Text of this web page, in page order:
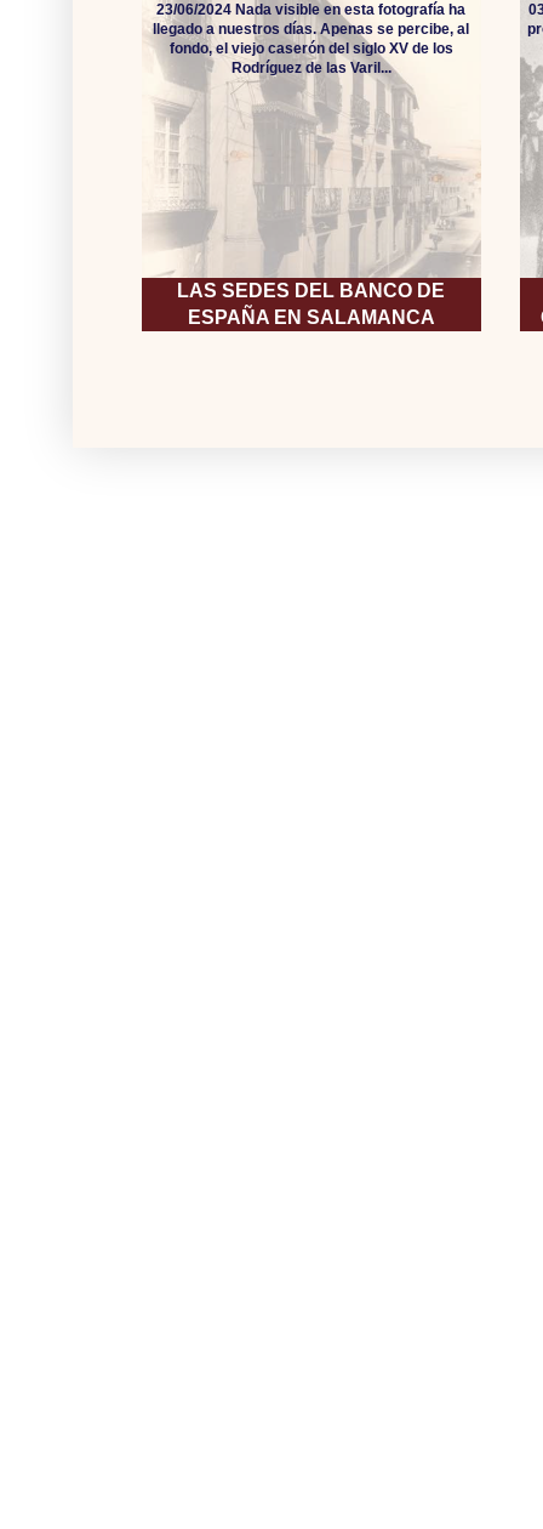
LAS SEDES DEL BANCO DE
ESPAÑA EN SALAMANCA
23/06/2024 Nada visible en esta fotografía ha
llegado a nuestros días. Apenas se percibe, al
fondo, el viejo caserón del siglo XV de los
Rodríguez de las Varil...